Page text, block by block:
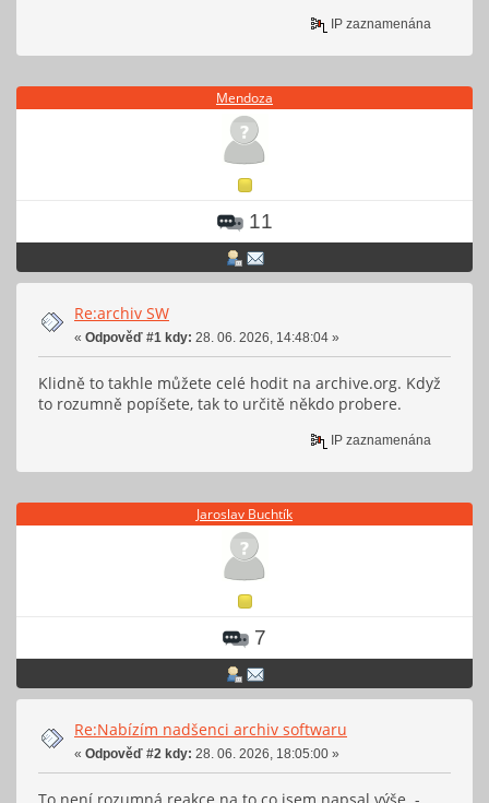
IP zaznamenána
Mendoza
11
Re:archiv SW
« Odpověď #1 kdy: 28. 06. 2026, 14:48:04 »
Klidně to takhle můžete celé hodit na archive.org. Když
to rozumně popíšete, tak to určitě někdo probere.
IP zaznamenána
Jaroslav Buchtík
7
Re:Nabízím nadšenci archiv softwaru
« Odpověď #2 kdy: 28. 06. 2026, 18:05:00 »